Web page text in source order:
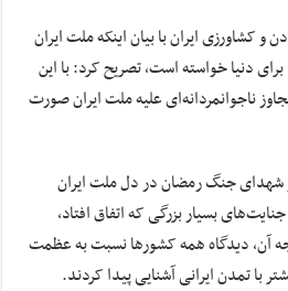
و کشاورزی ایران با بیان اینکه ملت ایران
دنیا خواسته است، تصریح کرد: با این
ناجوانمردانه‌ای علیه ملت ایران صورت
و شهدای جنگ رمضان در دل ملت ایران
بسیار بزرگی که اتفاق افتاد،
آن، دیدگاه همه کشورها نسبت به عظمت
با تمدن ایرانی آشنایی پیدا کردند.